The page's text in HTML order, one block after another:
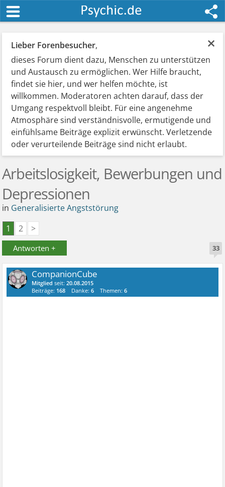
×
Lieber Forenbesucher,
dieses Forum dient dazu, Menschen zu unterstützen
und Austausch zu ermöglichen. Wer Hilfe braucht,
findet sie hier, und wer helfen möchte, ist
willkommen. Moderatoren achten darauf, dass der
Umgang respektvoll bleibt. Für eine angenehme
Atmosphäre sind verständnisvolle, ermutigende und
einfühlsame Beiträge explizit erwünscht. Verletzende
oder verurteilende Beiträge sind nicht erlaubt.
Arbeitslosigkeit, Bewerbungen und
Depressionen
in Generalisierte Angststörung
1
2 >
Antworten + 33
CompanionCube
Mitglied seit:20.08.2015
Beiträge: 168 Danke:6 Themen:6